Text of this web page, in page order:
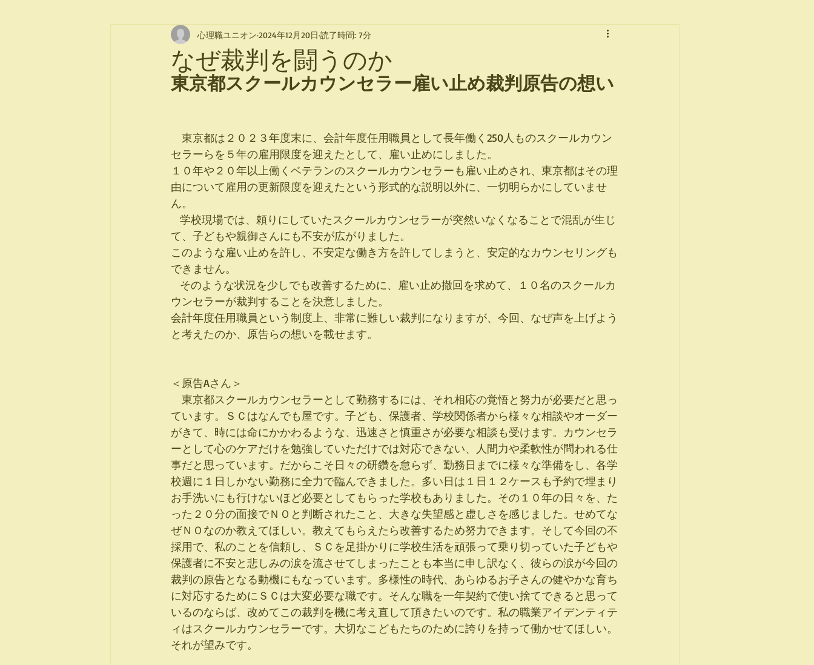
なぜ裁判を闘うのか
心理職ユニオン 2024年12月20日 読了時間: 7分
東京都スクールカウンセラー雇い止め裁判原告の想い
東京都は２０２３年度末に、会計年度任用職員として長年働く250人ものスクールカウン
セラーらを５年の雇用限度を迎えたとして、雇い止めにしました。
１０年や２０年以上働くベテランのスクールカウンセラーも雇い止めされ、東京都はその理
由について雇用の更新限度を迎えたという形式的な説明以外に、一切明らかにしていませ
ん。
て、子どもや親御さんにも不安が広がりました。
このような雇い止めを許し、不安定な働き方を許してしまうと、安定的なカウンセリングも
できません。
ウンセラーが裁判することを決意しました。
会計年度任用職員という制度上、非常に難しい裁判になりますが、今回、なぜ声を上げよう
と考えたのか、原告らの想いを載せます。
＜原告Aさん＞
東京都スクールカウンセラーとして勤務するには、それ相応の覚悟と努力が必要だと思っ
ています。ＳＣはなんでも屋です。子ども、保護者、学校関係者から様々な相談やオーダー
がきて、時には命にかかわるような、迅速さと慎重さが必要な相談も受けます。カウンセラ
ーとして心のケアだけを勉強していただけでは対応できない、人間力や柔軟性が問われる仕
事だと思っています。だからこそ日々の研鑽を怠らず、勤務日までに様々な準備をし、各学
校週に１日しかない勤務に全力で臨んできました。多い日は１日１２ケースも予約で埋まり
お手洗いにも行けないほど必要としてもらった学校もありました。その１０年の日々を、た
った２０分の面接でＮＯと判断されたこと、大きな失望感と虚しさを感じました。せめてな
ぜＮＯなのか教えてほしい。教えてもらえたら改善するため努力できます。そして今回の不
採用で、私のことを信頼し、ＳＣを足掛かりに学校生活を頑張って乗り切っていた子どもや
保護者に不安と悲しみの涙を流させてしまったことも本当に申し訳なく、彼らの涙が今回の
裁判の原告となる動機にもなっています。多様性の時代、あらゆるお子さんの健やかな育ち
に対応するためにＳＣは大変必要な職です。そんな職を一年契約で使い捨てできると思って
いるのならば、改めてこの裁判を機に考え直して頂きたいのです。私の職業アイデンティテ
ィはスクールカウンセラーです。大切なこどもたちのために誇りを持って働かせてほしい。
それが望みです。